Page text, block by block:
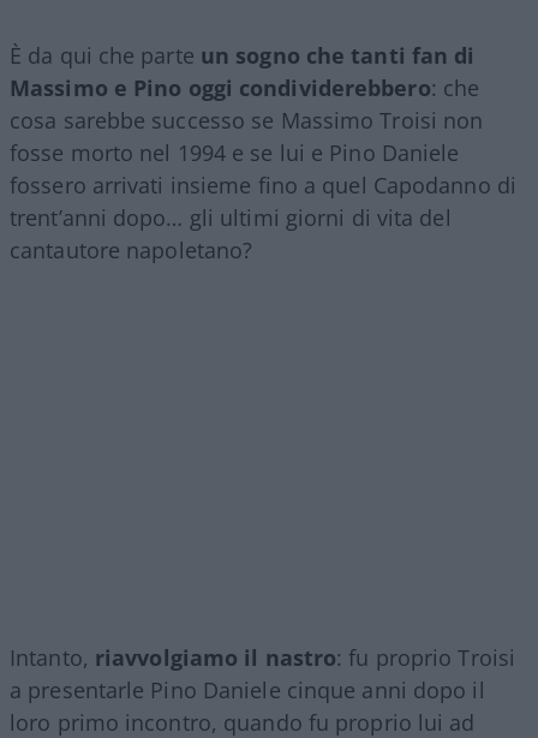
È da qui che parte un sogno che tanti fan di
Massimo e Pino oggi condividerebbero: che
cosa sarebbe successo se Massimo Troisi non
fosse morto nel 1994 e se lui e Pino Daniele
fossero arrivati insieme fino a quel Capodanno di
trent’anni dopo… gli ultimi giorni di vita del
cantautore napoletano?
Intanto, riavvolgiamo il nastro: fu proprio Troisi
a presentarle Pino Daniele cinque anni dopo il
loro primo incontro, quando fu proprio lui ad